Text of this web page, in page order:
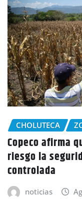
CHOLUTECA
Policía
tierras en El